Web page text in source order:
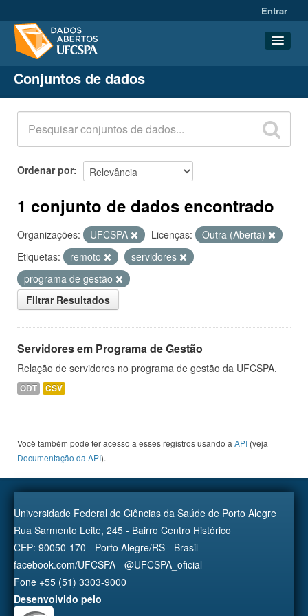
Entrar
Conjuntos de dados
Organizações
Grupos
Sobre
Conjuntos de dados
Ordenar por
1 conjunto de dados encontrado
Organizações: UFCSPA Licenças:
Outra (Aberta)
Etiquetas:
remoto
servidores
programa de gestão
Filtrar Resultados
Servidores em Programa de Gestão
Relação de servidores no programa de gestão da UFCSPA.
ODT CSV
Você também pode ter acesso a esses registros usando a API (veja
Documentação da API).
Universidade Federal de Ciências da Saúde de Porto Alegre
Rua Sarmento Leite, 245 - Bairro Centro Histórico
CEP: 90050-170 - Porto Alegre/RS - Brasil
facebook.com/UFCSPA - @UFCSPA_oficial
Fone +55 (51) 3303-9000
Desenvolvido pelo